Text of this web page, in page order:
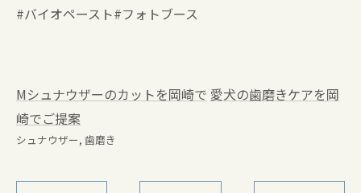
#バイオペースト#フォトブース
Mシュナウザーのカットを岡崎で 愛犬の歯磨きケアを岡
崎でご提案
シュナウザー 歯磨き